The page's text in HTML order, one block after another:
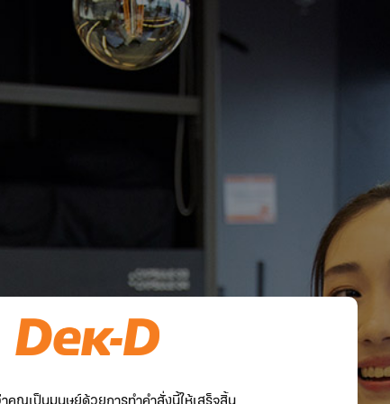
คุณเป็นมนุษย์ด้วยการทำคำสั่งนี้ให้เสร็จสิ้น